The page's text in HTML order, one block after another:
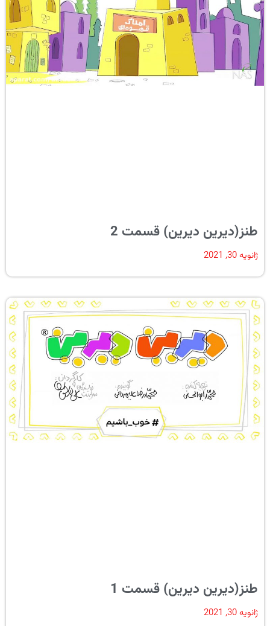
طنز(دیرین دیرین) قسمت 2
ژانویه 30, 2021
طنز(دیرین دیرین) قسمت 1
ژانویه 30, 2021